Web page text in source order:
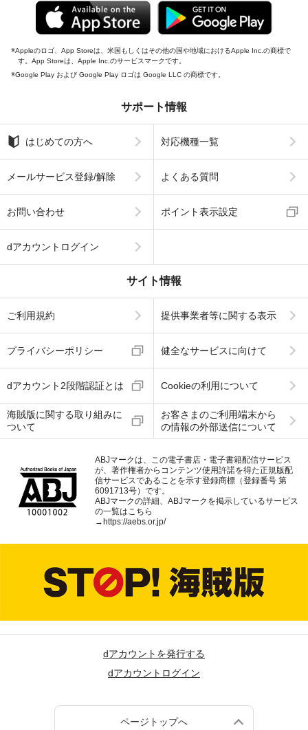
Appleのロゴ、App Storeは、米国もしくはその他の国や地域におけるApple Inc.の商標で
す。App Storeは、Apple Inc.のサービスマークです。
Google Play および Google Play ロゴは Google LLC の商標です。
サポート情報
はじめての方へ 対応機種一覧
メールサービス登録/解除 よくある質問
お問い合わせ ポイント表示設定
dアカウントログイン
サイト情報
ご利用規約 提供事業者等に関する表示
プライバシーポリシー 健全なサービスに向けて
dアカウント2段階認証とは Cookieの利用について
海賊版に関する取り組みに
ついて
お客さまのご利用端末から
の情報の外部送信について
ABJマークは、この電子書店・電子書籍配信サービス
が、著作権者からコンテンツ使用許諾を得た正規版配
信サービスであることを示す登録商標（登録番号 第
6091713号）です。
ABJマークの詳細、ABJマークを掲示しているサービス
の一覧はこちら
→ https://aebs.or.jp/
dアカウントを発行する
dアカウントログイン
ページトップへ